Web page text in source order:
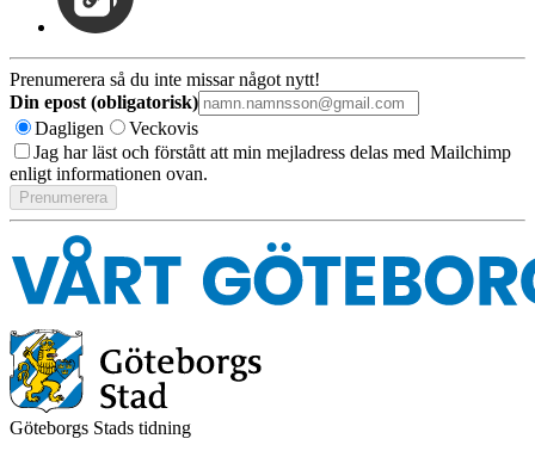
Prenumerera så du inte missar något nytt!
Din epost (obligatorisk)
Dagligen
Veckovis
Jag har läst och förstått att min mejladress delas med Mailchimp
enligt informationen ovan.
Göteborgs Stads tidning